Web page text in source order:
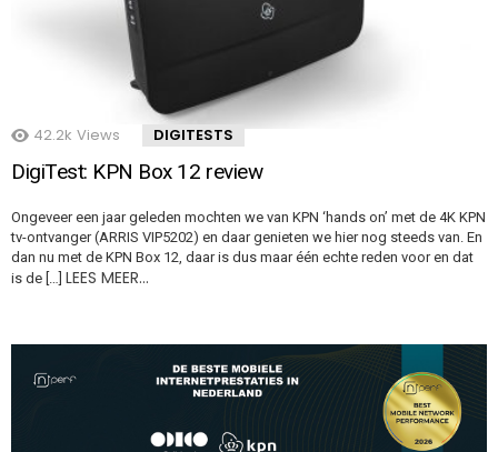
42.2k Views DIGITESTS
DigiTest: KPN Box 12 review
Ongeveer een jaar geleden mochten we van KPN ‘hands on’ met de 4K KPN
tv-ontvanger (ARRIS VIP5202) en daar genieten we hier nog steeds van. En
dan nu met de KPN Box 12, daar is dus maar één echte reden voor en dat
is de […] LEES MEER…